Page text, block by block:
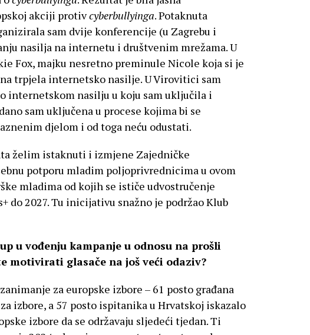
akciji protivcyberbullyinga. Potaknuta
sam dvije konferencije (u Zagrebu i
nasilja na internetu i društvenim mrežama. U
Fox, majku nesretno preminule Nicole koja si je
trpjela internetsko nasilje. U Virovitici sam
internetskom nasilju u koju sam uključila i
sam uključena u procese kojima bi se
djelom i od toga neću odustati.
želim istaknuti i izmjene Zajedničke
potporu mladim poljoprivrednicima u ovom
mladima od kojih se ističe udvostručenje
do 2027. Tu inicijativu snažno je podržao Klub
u vođenju kampanje u odnosu na prošli
motivirati glasače na još veći odaziv?
za europske izbore – 61 posto građana
izbore, a 57 posto ispitanika u Hrvatskoj iskazalo
izbore da se održavaju sljedeći tjedan. Ti